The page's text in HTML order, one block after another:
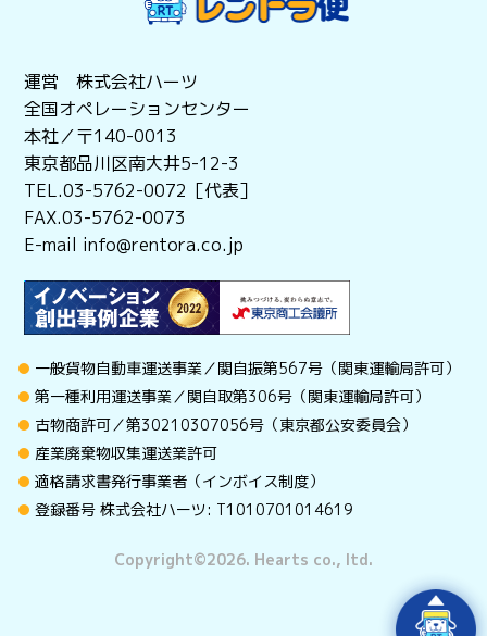
運営 株式会社ハーツ
全国オペレーションセンター
本社／〒140-0013
東京都品川区南大井5-12-3
TEL.03-5762-0072［代表］
FAX.03-5762-0073
E-mail info@rentora.co.jp
一般貨物自動車運送事業／関自振第567号（関東運輸局許可）
第一種利用運送事業／関自取第306号（関東運輸局許可）
古物商許可／第30210307056号（東京都公安委員会）
産業廃棄物収集運送業許可
適格請求書発行事業者（インボイス制度）
登録番号 株式会社ハーツ: T1010701014619
Copyright©︎2026. Hearts co., ltd.